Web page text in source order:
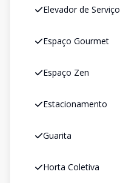
Elevador de Serviço
Espaço Gourmet
Espaço Zen
Estacionamento
Guarita
Horta Coletiva